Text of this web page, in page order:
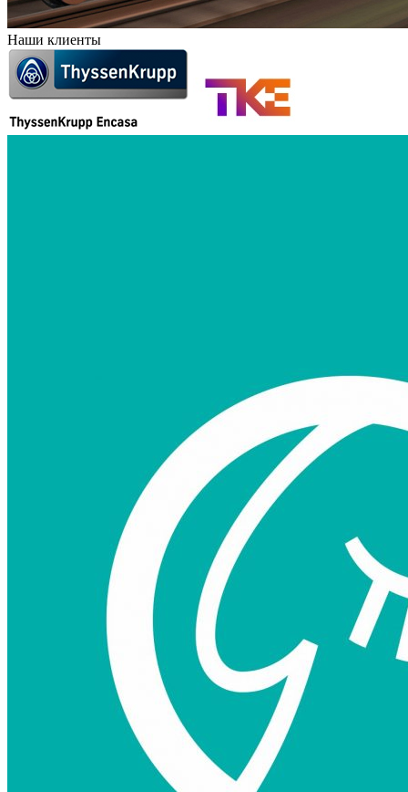
Наши клиенты